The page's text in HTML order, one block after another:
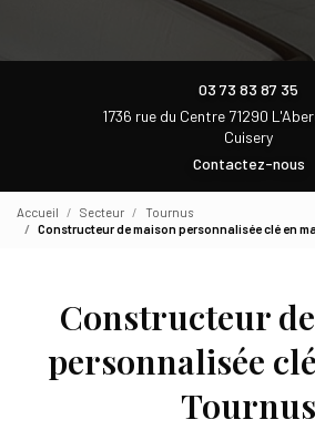
03 73 83 87 35
1736 rue du Centre 71290
Cuisery
Contactez-nous
Accueil Secteur
Tournus
Constructeur de maison personnalisée clé en
Constructeur
personnalisée
Tournus